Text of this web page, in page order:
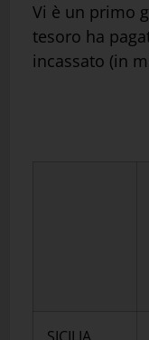
Vi è un primo
tesoro ha
incassato (in